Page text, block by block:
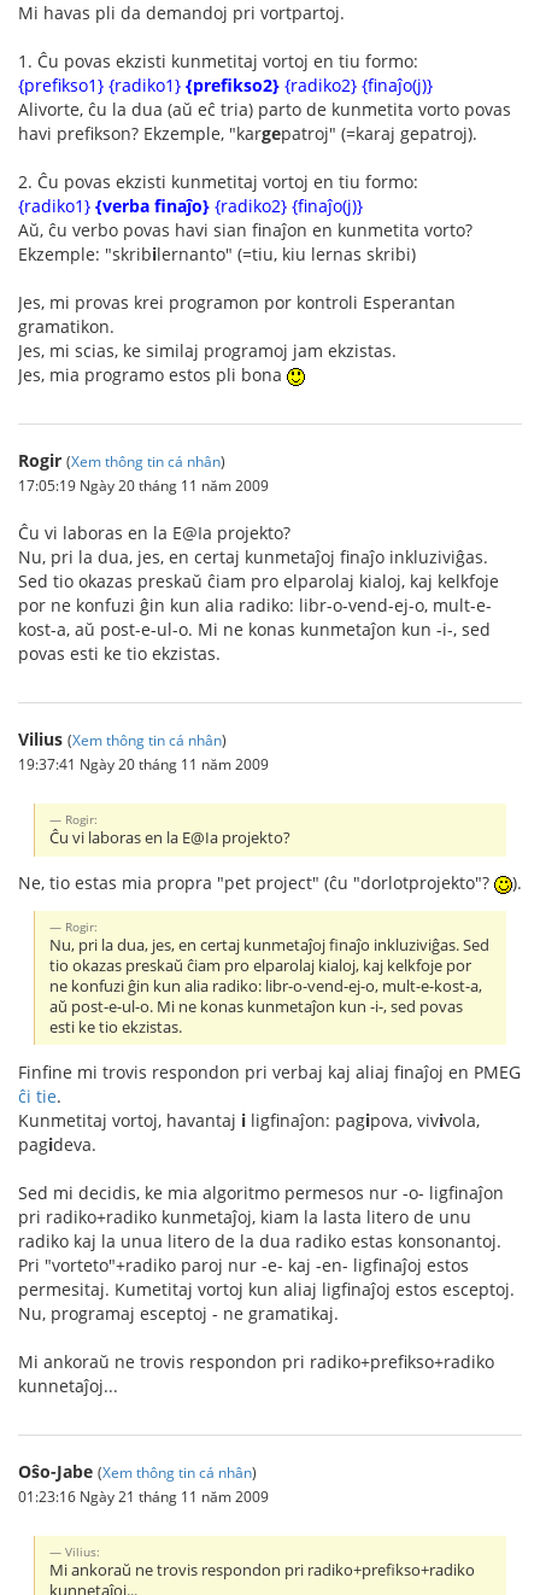
Mi havas pli da demandoj pri vortpartoj.
1. Ĉu povas ekzisti kunmetitaj vortoj en tiu formo:
{prefikso1} {radiko1} {prefikso2} {radiko2} {finaĵo(j)}
Alivorte, ĉu la dua (aŭ eĉ tria) parto de kunmetita vorto povas
havi prefikson? Ekzemple, "kargepatroj" (=karaj gepatroj).
2. Ĉu povas ekzisti kunmetitaj vortoj en tiu formo:
{radiko1} {verba finaĵo} {radiko2} {finaĵo(j)}
Aŭ, ĉu verbo povas havi sian finaĵon en kunmetita vorto?
Ekzemple: "skribilernanto" (=tiu, kiu lernas skribi)
Jes, mi provas krei programon por kontroli Esperantan
gramatikon.
Jes, mi scias, ke similaj programoj jam ekzistas.
Jes, mia programo estos pli bona
Rogir (Xem thông tin cá nhân)
17:05:19 Ngày 20 tháng 11 năm 2009
Ĉu vi laboras en la E@Ia projekto?
Nu, pri la dua, jes, en certaj kunmetaĵoj finaĵo inkluziviĝas.
Sed tio okazas preskaŭ ĉiam pro elparolaj kialoj, kaj kelkfoje
por ne konfuzi ĝin kun alia radiko: libr-o-vend-ej-o, mult-e-
kost-a, aŭ post-e-ul-o. Mi ne konas kunmetaĵon kun -i-, sed
povas esti ke tio ekzistas.
Vilius (Xem thông tin cá nhân)
19:37:41 Ngày 20 tháng 11 năm 2009
Rogir:
Ĉu vi laboras en la E@Ia projekto?
Ne, tio estas mia propra "pet project" (ĉu "dorlotprojekto"? ).
Rogir:
Nu, pri la dua, jes, en certaj kunmetaĵoj finaĵo inkluziviĝas. Sed
tio okazas preskaŭ ĉiam pro elparolaj kialoj, kaj kelkfoje por
ne konfuzi ĝin kun alia radiko: libr-o-vend-ej-o, mult-e-kost-a,
aŭ post-e-ul-o. Mi ne konas kunmetaĵon kun -i-, sed povas
esti ke tio ekzistas.
Finfine mi trovis respondon pri verbaj kaj aliaj finaĵoj en PMEG
ĉi tie.
Kunmetitaj vortoj, havantaj i ligfinaĵon: pagipova, vivivola,
pagideva.
Sed mi decidis, ke mia algoritmo permesos nur -o- ligfinaĵon
pri radiko+radiko kunmetaĵoj, kiam la lasta litero de unu
radiko kaj la unua litero de la dua radiko estas konsonantoj.
Pri "vorteto"+radiko paroj nur -e- kaj -en- ligfinaĵoj estos
permesitaj. Kumetitaj vortoj kun aliaj ligfinaĵoj estos esceptoj.
Nu, programaj esceptoj - ne gramatikaj.
Mi ankoraŭ ne trovis respondon pri radiko+prefikso+radiko
kunnetaĵoj...
Oŝo-Jabe (Xem thông tin cá nhân)
01:23:16 Ngày 21 tháng 11 năm 2009
Vilius:
Mi ankoraŭ ne trovis respondon pri radiko+prefikso+radiko
kunnetaĵoj...